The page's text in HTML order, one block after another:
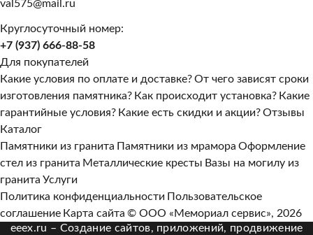
val575@mail.ru
Круглосуточный номер:
+7 (937) 666-88-58
Для покупателей
Какие условия по оплате и доставке?От чего зависят сроки
изготовления памятника? Как происходит установка? Какие
гарантийные условия? Какие есть скидки и акции?Отзывы
Каталог
Памятники из гранита Памятники из мрамора Оформление
стел из гранита Металлические кресты Вазы на могилу из
гранита Услуги
Политика конфиденциальности Пользовательское
соглашение Карта сайта © ООО «Мемориал сервис», 2026
eeex.ru – Создание сайтов, приложений, продвижение